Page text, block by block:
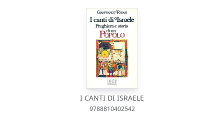
I CANTI DI ISRAELE
9788810402542